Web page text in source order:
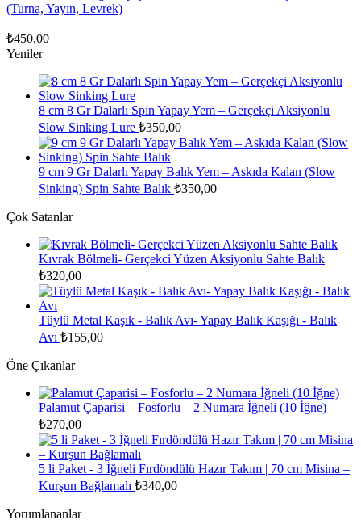
(Turna, Yayın, Levrek)
₺450,00
Yeniler
8 cm 8 Gr Dalarlı Spin Yapay Yem – Gerçekçi Aksiyonlu
Slow Sinking Lure ₺350,00
9 cm 9 Gr Dalarlı Yapay Balık Yem – Askıda Kalan (Slow
Sinking) Spin Sahte Balık ₺350,00
Çok Satanlar
Kıvrak Bölmeli- Gerçekci Yüzen Aksiyonlu Sahte Balık
₺320,00
Tüylü Metal Kaşık - Balık Avı- Yapay Balık Kaşığı - Balık
Avı ₺155,00
Öne Çıkanlar
Palamut Çaparisi – Fosforlu – 2 Numara İğneli (10 İğne)
₺270,00
5 li Paket - 3 İğneli Fırdöndülü Hazır Takım | 70 cm Misina –
Kurşun Bağlamalı ₺340,00
Yorumlananlar